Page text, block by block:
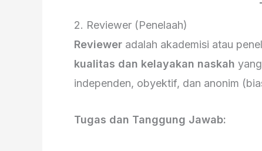
2. Reviewer (Penelaah)
Reviewer adalah akademisi atau
kualitas dan kelayakan naskah
independen, obyektif, dan anonim
Tugas dan Tanggung Jawab: